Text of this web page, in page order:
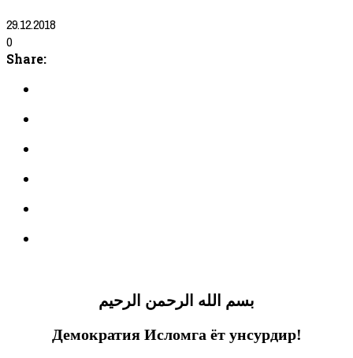
29.12.2018
0
Share:
بسم الله الرحمن الرحيم
Демократия Исломга ёт унсурдир!